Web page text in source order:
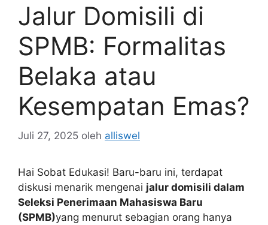
Jalur Domisili di
SPMB: Formalitas
Belaka atau
Kesempatan Emas?
Juli 27, 2025 oleh alliswel
Hai Sobat Edukasi! Baru-baru ini, terdapat
diskusi menarik mengenai jalur domisili dalam
Seleksi Penerimaan Mahasiswa Baru
(SPMB)yang menurut sebagian orang hanya